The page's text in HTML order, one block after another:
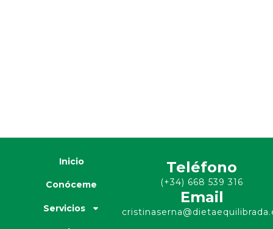
Inicio
Conóceme
Servicios
Teléfono
(+34) 668 539 316
Email